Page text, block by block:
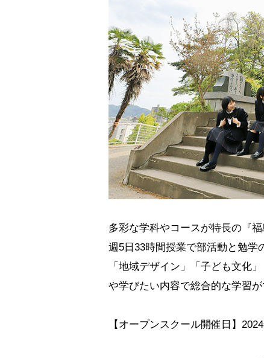
多彩な学科やコースが特長の『
週5日33時間授業で部活動と勉学
「地域デザイン」「子ども文化
や学びたい内容で総合的な学習が
【オープンスクール開催日】